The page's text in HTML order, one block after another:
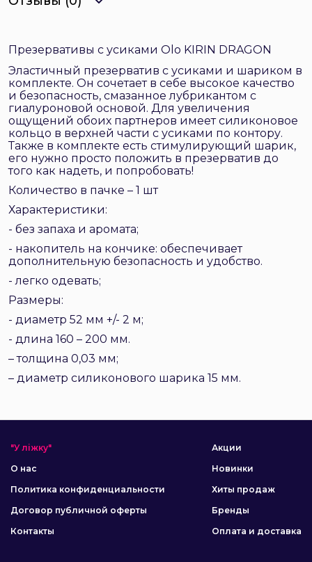
Презервативы с усиками Olo KIRIN DRAGON
Эластичный презерватив с усиками и шариком в
комплекте. Он сочетает в себе высокое качество
и безопасность, смазанное лубрикантом с
гиалуроновой основой. Для увеличения
ощущений обоих партнеров имеет силиконовое
кольцо в верхней части с усиками по контору.
Также в комплекте есть стимулирующий шарик,
его нужно просто положить в презерватив до
того как надеть, и попробовать!
Количество в пачке – 1 шт
Характеристики:
- без запаха и аромата;
- накопитель на кончике: обеспечивает
дополнительную безопасность и удобство.
- легко одевать;
Размеры:
- диаметр 52 мм +/- 2 м;
- длина 160 – 200 мм.
– толщина 0,03 мм;
– диаметр силиконового шарика 15 мм.
"У ліжку"
О нас
Политика конфиденциальности
Договор публичной оферты
Контакты
Акции
Новинки
Хиты продаж
Бренды
Оплата и доставка